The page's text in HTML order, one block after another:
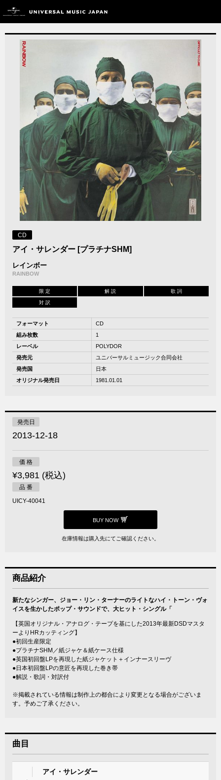
CD
アイ・サレンダー [プラチナSHM]
レインボー
RAINBOW
限 定 解 説 歌 詞
対 訳
フォーマット
CD
組み枚数
1
レーベル
POLYDOR
発売元
ユニバーサルミュージック合同会社
発売国
日本
オリジナル発売日
1981.01.01
発売日
2013-12-18
価 格
¥3,981 (税込)
品 番
UICY-40041
BUY NOW
在庫情報は購入先にてご確認ください。
商品紹介
新たなシンガー、ジョー・リン・ターナーのライトなハイ・トーン・ヴォ
イスを生かしたポップ・サウンドで、大ヒット・シングル「
【英国オリジナル・アナログ・テープを基にした2013年最新DSDマスタ
ーよりHRカッティング】
●初回生産限定
●プラチナSHM／紙ジャケ＆紙ケース仕様
●英国初回盤LPを再現した紙ジャケット＋インナースリーヴ
●日本初回盤LPの意匠を再現した巻き帯
●解説・歌詞・対訳付
※掲載されている情報は制作上の都合により変更となる場合がございま
す。予めご了承ください。
曲目
アイ・サレンダー